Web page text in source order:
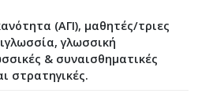
(ΑΓΙ), μαθητές/τριες
γλωσσική
& συναισθηματικές
στρατηγικές.